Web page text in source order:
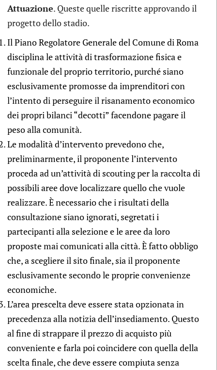
Attuazione. Queste quelle riscritte approvando il
progetto dello stadio.
Il Piano Regolatore Generale del Comune di Roma
disciplina le attività di trasformazione fisica e
funzionale del proprio territorio, purché siano
esclusivamente promosse da imprenditori con
l’intento di perseguire il risanamento economico
dei propri bilanci “decotti” facendone pagare il
peso alla comunità.
Le modalità d’intervento prevedono che,
preliminarmente, il proponente l’intervento
proceda ad un’attività di scouting per la raccolta di
possibili aree dove localizzare quello che vuole
realizzare. È necessario che i risultati della
consultazione siano ignorati, segretati i
partecipanti alla selezione e le aree da loro
proposte mai comunicati alla città. È fatto obbligo
che, a scegliere il sito finale, sia il proponente
esclusivamente secondo le proprie convenienze
economiche.
L’area prescelta deve essere stata opzionata in
precedenza alla notizia dell’insediamento. Questo
al fine di strappare il prezzo di acquisto più
conveniente e farla poi coincidere con quella della
scelta finale, che deve essere compiuta senza